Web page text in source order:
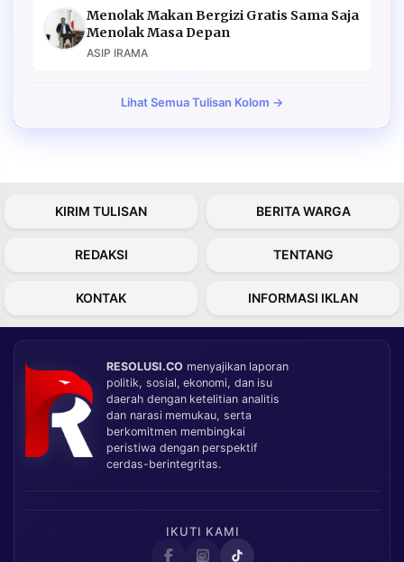
Menolak Makan Bergizi Gratis Sama Saja
Menolak Masa Depan
ASIP IRAMA
Lihat Semua Tulisan Kolom →
KIRIM TULISAN BERITA WARGA
REDAKSI TENTANG
KONTAK INFORMASI IKLAN
RESOLUSI.CO menyajikan laporan
politik, sosial, ekonomi, dan isu
daerah dengan ketelitian analitis
dan narasi memukau, serta
berkomitmen membingkai
peristiwa dengan perspektif
cerdas-berintegritas.
IKUTI KAMI